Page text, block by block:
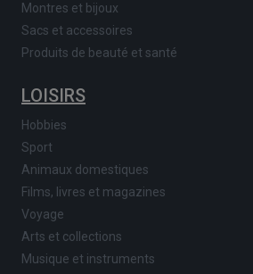
Montres et bijoux
Sacs et accessoires
Produits de beauté et santé
LOISIRS
Hobbies
Sport
Animaux domestiques
Films, livres et magazines
Voyage
Arts et collections
Musique et instruments